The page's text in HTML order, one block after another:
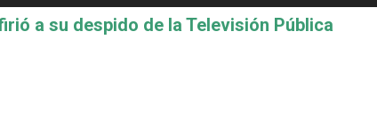
a su despido de la Televisión Pública